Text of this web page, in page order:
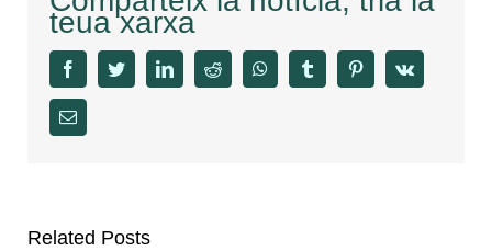
teua xarxa
facebooktwitter linkedinreddit whatsapptumblr pinterestvk
Email
Related Posts